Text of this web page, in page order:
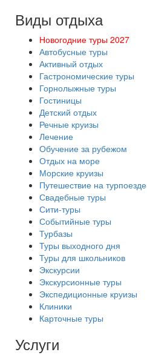
Виды отдыха
Новогодние туры 2027
Автобусные туры
Активный отдых
Гастрономические туры
Горнолыжные туры
Гостиницы
Детский отдых
Речные круизы
Лечение
Обучение за рубежом
Отдых на море
Морские круизы
Путешествие на турпоезде
Свадебные туры
Сити-туры
Событийные туры
Турбазы
Туры выходного дня
Туры для школьников
Экскурсии
Экскурсионные туры
Экспедиционные круизы
Клиники
Карточные туры
Услуги